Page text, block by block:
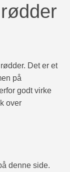
Det er et
på
godt virke
over
denne side.